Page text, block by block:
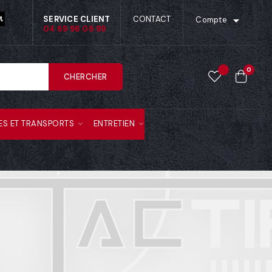
SERVICE CLIENT
04 69 96 06 99
CONTACT Compte 
CHERCHER
0
ET TRANSPORTS ENTRETIEN